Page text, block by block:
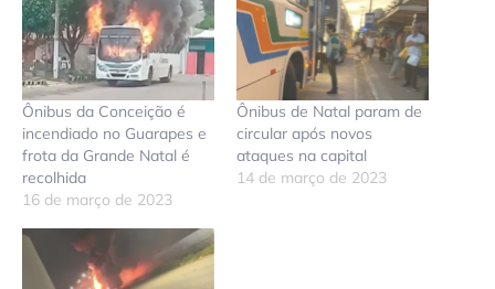
Ônibus da Conceição é
incendiado no Guarapes e
frota da Grande Natal é
recolhida
16 de março de 2023
Ônibus de Natal param de
circular após novos
ataques na capital
14 de março de 2023